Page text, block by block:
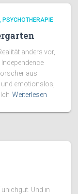
PSYCHOTHERAPIE
anders vor,
aus
emotionslos,
Weiterlesen
Und in